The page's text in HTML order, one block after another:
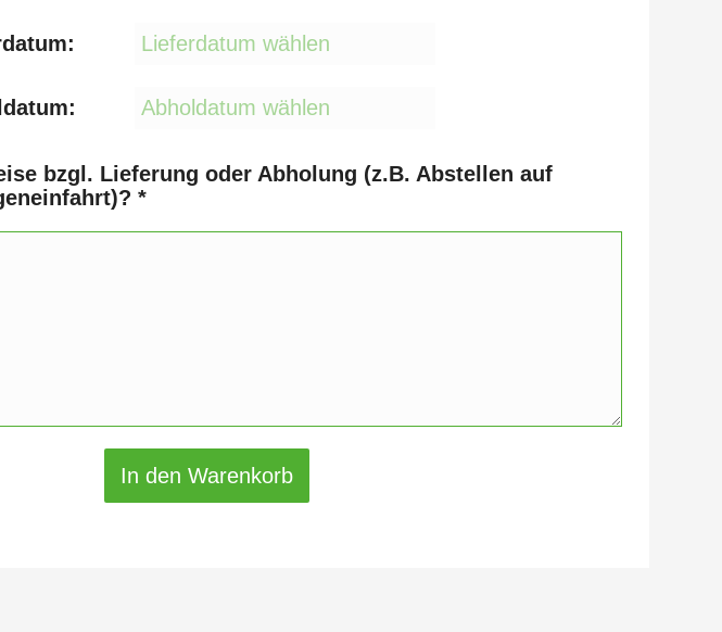
bzgl. Lieferung oder Abholung (z.B. Abstellen auf
*
In den Warenkorb